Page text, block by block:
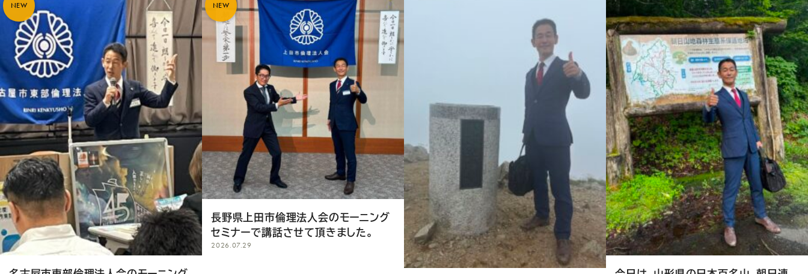
NEW
長野県上田市倫理法人会のモーニング
セミナーで講話させて頂きました。
2026.07.29
NEW